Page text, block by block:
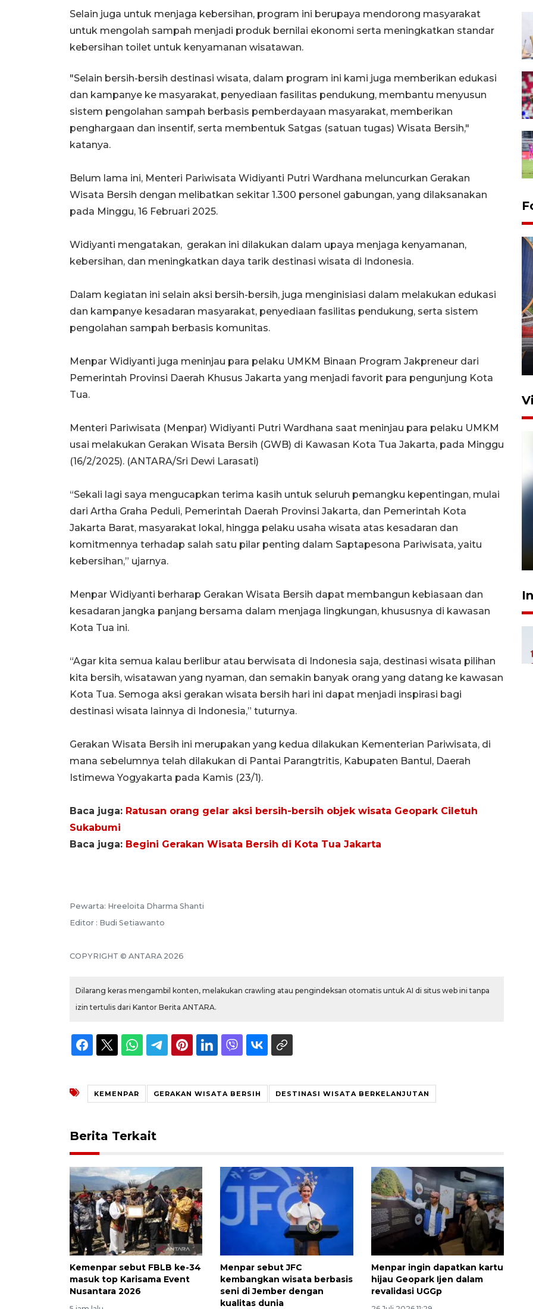
Selain juga untuk menjaga kebersihan, program ini berupaya mendorong masyarakat
untuk mengolah sampah menjadi produk bernilai ekonomi serta meningkatkan standar
kebersihan toilet untuk kenyamanan wisatawan.
"Selain bersih-bersih destinasi wisata, dalam program ini kami juga memberikan edukasi
dan kampanye ke masyarakat, penyediaan fasilitas pendukung, membantu menyusun
sistem pengolahan sampah berbasis pemberdayaan masyarakat, memberikan
penghargaan dan insentif, serta membentuk Satgas (satuan tugas) Wisata Bersih,"
katanya.
Belum lama ini, Menteri Pariwisata Widiyanti Putri Wardhana meluncurkan Gerakan
Wisata Bersih dengan melibatkan sekitar 1.300 personel gabungan, yang dilaksanakan
pada Minggu, 16 Februari 2025.
Widiyanti mengatakan, gerakan ini dilakukan dalam upaya menjaga kenyamanan,
kebersihan, dan meningkatkan daya tarik destinasi wisata di Indonesia.
Dalam kegiatan ini selain aksi bersih-bersih, juga menginisiasi dalam melakukan edukasi
dan kampanye kesadaran masyarakat, penyediaan fasilitas pendukung, serta sistem
pengolahan sampah berbasis komunitas.
Menpar Widiyanti juga meninjau para pelaku UMKM Binaan Program Jakpreneur dari
Pemerintah Provinsi Daerah Khusus Jakarta yang menjadi favorit para pengunjung Kota
Tua.
Menteri Pariwisata (Menpar) Widiyanti Putri Wardhana saat meninjau para pelaku UMKM
usai melakukan Gerakan Wisata Bersih (GWB) di Kawasan Kota Tua Jakarta, pada Minggu
(16/2/2025). (ANTARA/Sri Dewi Larasati)
“Sekali lagi saya mengucapkan terima kasih untuk seluruh pemangku kepentingan, mulai
dari Artha Graha Peduli, Pemerintah Daerah Provinsi Jakarta, dan Pemerintah Kota
Jakarta Barat, masyarakat lokal, hingga pelaku usaha wisata atas kesadaran dan
komitmennya terhadap salah satu pilar penting dalam Saptapesona Pariwisata, yaitu
kebersihan,” ujarnya.
Menpar Widiyanti berharap Gerakan Wisata Bersih dapat membangun kebiasaan dan
kesadaran jangka panjang bersama dalam menjaga lingkungan, khususnya di kawasan
Kota Tua ini.
“Agar kita semua kalau berlibur atau berwisata di Indonesia saja, destinasi wisata pilihan
kita bersih, wisatawan yang nyaman, dan semakin banyak orang yang datang ke kawasan
Kota Tua. Semoga aksi gerakan wisata bersih hari ini dapat menjadi inspirasi bagi
destinasi wisata lainnya di Indonesia,” tuturnya.
Gerakan Wisata Bersih ini merupakan yang kedua dilakukan Kementerian Pariwisata, di
mana sebelumnya telah dilakukan di Pantai Parangtritis, Kabupaten Bantul, Daerah
Istimewa Yogyakarta pada Kamis (23/1).
Baca juga: Ratusan orang gelar aksi bersih-bersih objek wisata Geopark Ciletuh
Sukabumi
Baca juga: Begini Gerakan Wisata Bersih di Kota Tua Jakarta
Pewarta: Hreeloita Dharma Shanti
Editor : Budi Setiawanto
COPYRIGHT © ANTARA 2026
Dilarang keras mengambil konten, melakukan crawling atau pengindeksan otomatis untuk AI di situs web ini tanpa
izin tertulis dari Kantor Berita ANTARA.
KEMENPAR GERAKAN WISATA BERSIH DESTINASI WISATA BERKELANJUTAN
Berita Terkait
Kemenpar sebut FBLB ke-34
masuk top Karisama Event
Nusantara 2026
Menpar sebut JFC
kembangkan wisata berbasis
seni di Jember dengan
kualitas dunia
Menpar ingin dapatkan kartu
hijau Geopark Ijen dalam
revalidasi UGGp
Komisi V DPR tinjau
12 Juni 2026 18:49
Pelanggan Filaha Farm setia
sampai 8 tahan?
2026-08-06 18:45:00